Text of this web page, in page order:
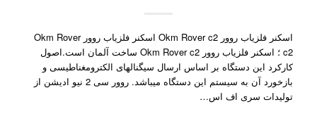
اسکنر فلزیاب روور Okm Rover c2 اسکنر فلزیاب روور Okm Rover
c2 ؛ اسکنر فلزیاب روور Okm Rover c2 ساخت آلمان است.اصول
کارکرد این دستگاه بر اساس ارسال سیگنالهای الکترومغناطیسی و
بازخورد آن به سیستم این دستگاه میباشد. روور سی 2 نیو ادیشن از
تولیدات سری اف اس…